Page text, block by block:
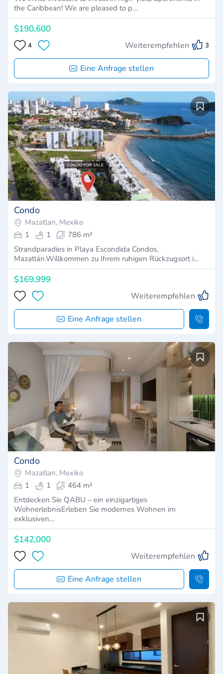
the Caribbean! We are pleased to p…
$190,600
4 Weiterempfehlen 3
Eine Anfrage stellen
Condo
Mazatlan, Mexiko
1
1
786 m²
Strandparadies in Playa Escondida Condos,
Mazatlán.Willkommen zu Ihrem ruhigen Rückzugsort i…
$169,999
Weiterempfehlen
Eine Anfrage stellen
Condo
Mazatlan, Mexiko
1
1
464 m²
Entdecken Sie QABU – ein einzigartiges
WohnerlebnisErleben Sie modernes Wohnen im
exklusiven…
$142,000
Weiterempfehlen
Eine Anfrage stellen